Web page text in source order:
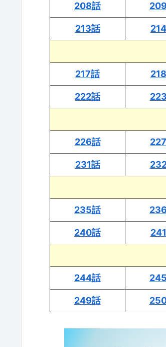
208話
213話
217話
222話
226話
231話
235話
240話
244話
249話